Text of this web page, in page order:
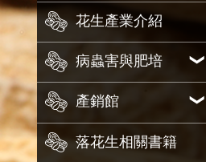
花生產業介紹
病蟲害與肥培
產銷館
落花生相關書籍